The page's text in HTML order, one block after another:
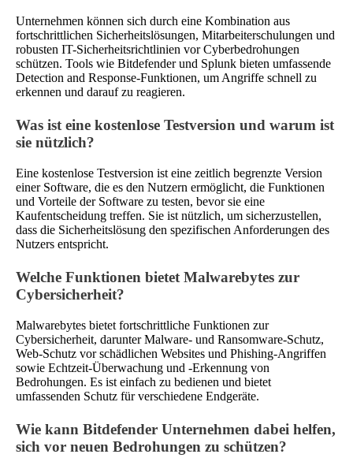
Unternehmen können sich durch eine Kombination aus
fortschrittlichen Sicherheitslösungen, Mitarbeiterschulungen und
robusten IT-Sicherheitsrichtlinien vor Cyberbedrohungen
schützen. Tools wie Bitdefender und Splunk bieten umfassende
Detection and Response-Funktionen, um Angriffe schnell zu
erkennen und darauf zu reagieren.
Was ist eine kostenlose Testversion und warum ist
sie nützlich?
Eine kostenlose Testversion ist eine zeitlich begrenzte Version
einer Software, die es den Nutzern ermöglicht, die Funktionen
und Vorteile der Software zu testen, bevor sie eine
Kaufentscheidung treffen. Sie ist nützlich, um sicherzustellen,
dass die Sicherheitslösung den spezifischen Anforderungen des
Nutzers entspricht.
Welche Funktionen bietet Malwarebytes zur
Cybersicherheit?
Malwarebytes bietet fortschrittliche Funktionen zur
Cybersicherheit, darunter Malware- und Ransomware-Schutz,
Web-Schutz vor schädlichen Websites und Phishing-Angriffen
sowie Echtzeit-Überwachung und -Erkennung von
Bedrohungen. Es ist einfach zu bedienen und bietet
umfassenden Schutz für verschiedene Endgeräte.
Wie kann Bitdefender Unternehmen dabei helfen,
sich vor neuen Bedrohungen zu schützen?